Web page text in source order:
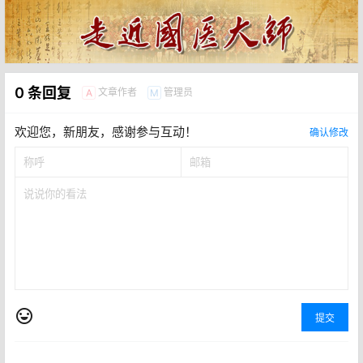
0 条回复 A 文章作者 M 管理员
欢迎您，新朋友，感谢参与互动！ 确认修改
提交